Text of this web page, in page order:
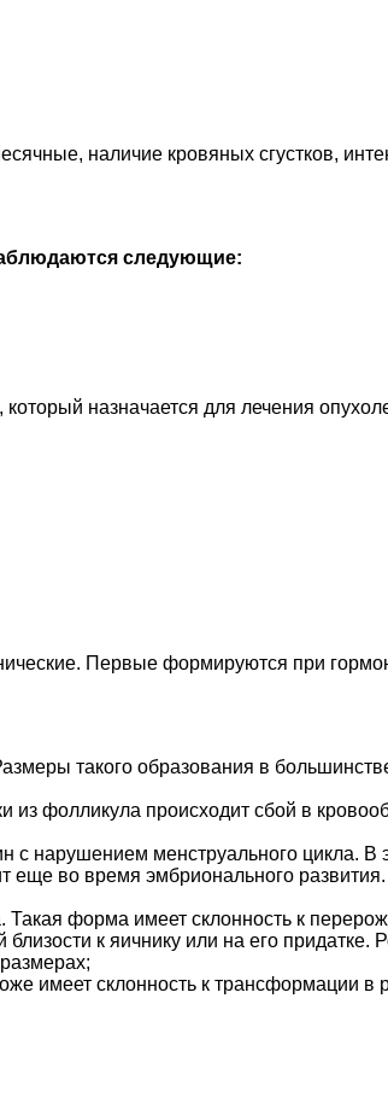
наличие кровяных сгустков,
следующие:
назначается для лечения
Первые формируются при
такого образования в
из фолликула происходит сбой в
с нарушением менструального цикла. В
еще во время эмбрионального
форма имеет склонность к
к яичнику или на его
имеет склонность к трансформации в